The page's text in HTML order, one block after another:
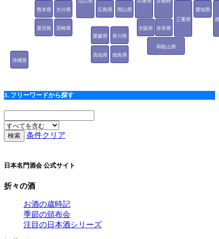
愛知県
三重県
大阪府 奈良県
和歌山県
岡山県
広島県
徳島県
香川県
愛媛県
高知県
熊本県 大分県
宮崎県
鹿児島
沖縄県
3. フリーワードから探す
条件クリア
日本名門酒会 公式サイト
折々の酒
お酒の歳時記
季節の頒布会
注目の日本酒シリーズ